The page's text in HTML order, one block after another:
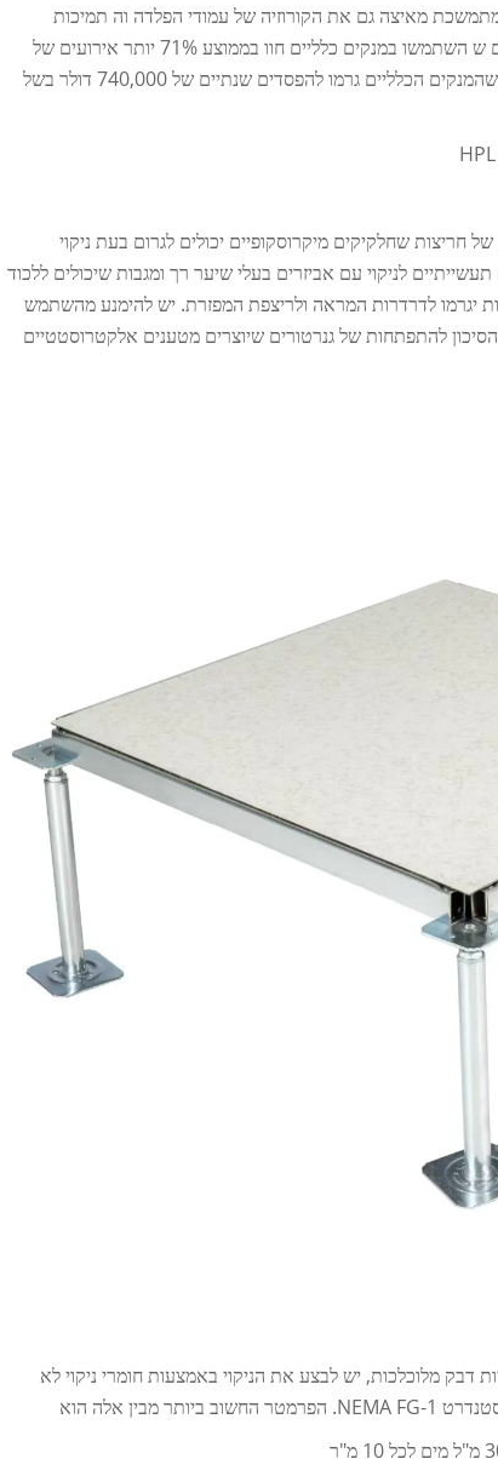
מתמשכת מאיצה גם את הקורוזיה של עמודי הפלדה וה תמיכות
התחתונות של הריצוף. מחקר משנת 2023 מצא שאירגונים ש השתמשו במנקים כלליים חוו בממוצע 71% יותר אירועים של
דליפת מטען סטטי (ESD) ו-54% החלפת לוחות מואצת, ושהמנקים הכלליים גרמו להפסדים שנתיים של 740,000 דולר בשל
חריצות שחלקיקים מיקרוסקופיים יכולים לגרום בעת ניקוי
לניקוי עם אביזרים בעלי שיער רך ומגבות שיכולים ללכוד
המיקרוסקופיות יגרמו לדרדרות המראה ולריצפת המפזרת. יש להימנע מהשתמש
להתפתחות של גנרטורים שיוצרים מטענים אלקטרוסטטיים
דבק מלוכלכות, יש לבצע את הניקוי באמצעות חומרי ניקוי לא